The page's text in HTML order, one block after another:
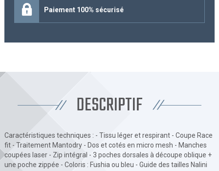
Paiement 100% sécurisé
DESCRIPTIF
Caractéristiques techniques : - Tissu léger et respirant - Coupe Race
fit - Traitement Mantodry - Dos et cotés en micro mesh - Manches
coupées laser - Zip intégral - 3 poches dorsales à découpe oblique +
une poche zippée - Coloris : Fushia ou bleu - Guide des tailles Nalini